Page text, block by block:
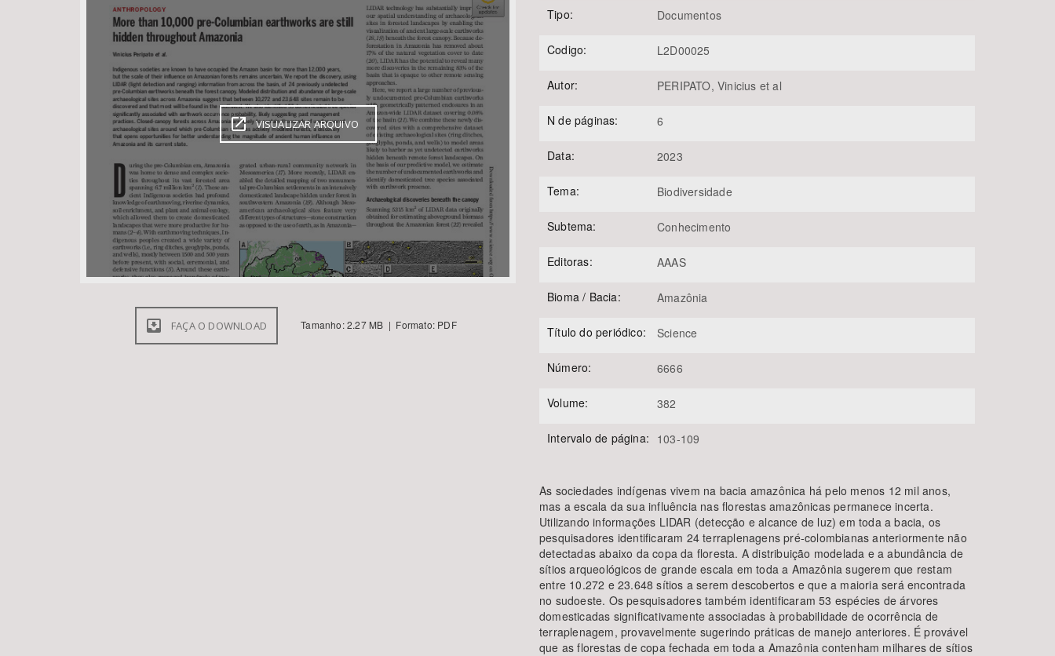
Área de Levantamento
VISUALIZAR ARQUIVO
FAÇA O DOWNLOAD Tamanho: 2.27 MB | Formato: PDF
Tipo: Documentos
Codigo: L2D00025
Autor: PERIPATO, Vinicius et al
N de páginas: 6
Data: 2023
Tema: Biodiversidade
Subtema: Conhecimento
Editoras: AAAS
Bioma / Bacia: Amazônia
Título do periódico: Science
Número: 6666
Volume: 382
Intervalo de página: 103-109
As sociedades indígenas vivem na bacia amazônica há pelo menos 12 mil anos,
mas a escala da sua influência nas florestas amazônicas permanece incerta.
Utilizando informações LIDAR (detecção e alcance de luz) em toda a bacia, os
pesquisadores identificaram 24 terraplenagens pré-colombianas anteriormente não
detectadas abaixo da copa da floresta. A distribuição modelada e a abundância de
sítios arqueológicos de grande escala em toda a Amazônia sugerem que restam
entre 10.272 e 23.648 sítios a serem descobertos e que a maioria será encontrada
no sudoeste. Os pesquisadores também identificaram 53 espécies de árvores
domesticadas significativamente associadas à probabilidade de ocorrência de
terraplenagem, provavelmente sugerindo práticas de manejo anteriores. É provável
que as florestas de copa fechada em toda a Amazônia contenham milhares de sítios